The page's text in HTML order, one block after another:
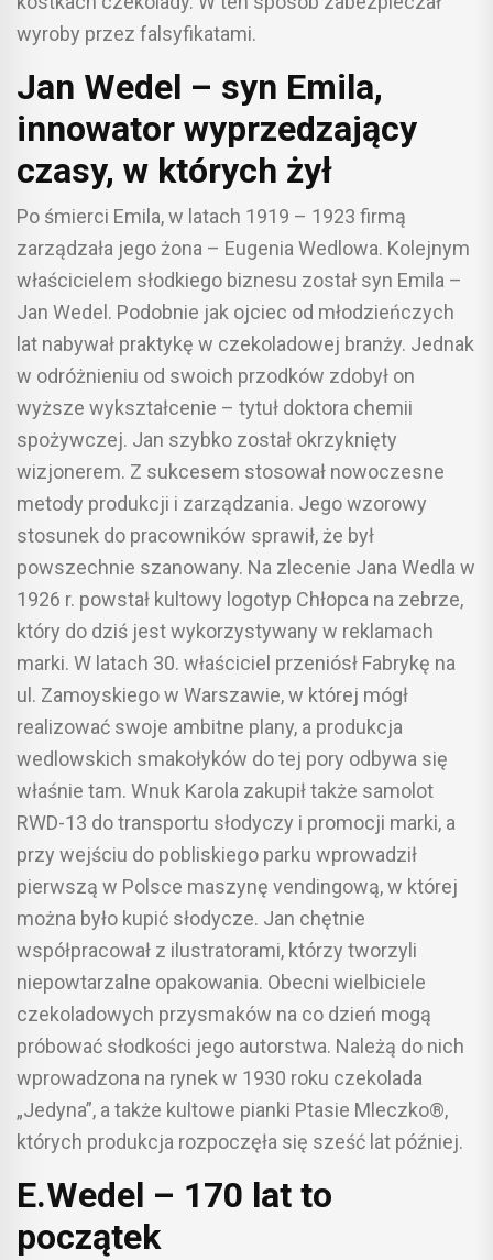
wyroby przez falsyfikatami.
Jan Wedel – syn Emila,
innowator wyprzedzający
czasy, w których żył
Po śmierci Emila, w latach 1919 – 1923 firmą
zarządzała jego żona – Eugenia Wedlowa. Kolejnym
właścicielem słodkiego biznesu został syn Emila –
Jan Wedel. Podobnie jak ojciec od młodzieńczych
lat nabywał praktykę w czekoladowej branży. Jednak
w odróżnieniu od swoich przodków zdobył on
wyższe wykształcenie – tytuł doktora chemii
spożywczej. Jan szybko został okrzyknięty
wizjonerem. Z sukcesem stosował nowoczesne
metody produkcji i zarządzania. Jego wzorowy
stosunek do pracowników sprawił, że był
powszechnie szanowany. Na zlecenie Jana Wedla w
1926 r. powstał kultowy logotyp Chłopca na zebrze,
który do dziś jest wykorzystywany w reklamach
marki. W latach 30. właściciel przeniósł Fabrykę na
ul. Zamoyskiego w Warszawie, w której mógł
realizować swoje ambitne plany, a produkcja
wedlowskich smakołyków do tej pory odbywa się
właśnie tam. Wnuk Karola zakupił także samolot
RWD-13 do transportu słodyczy i promocji marki, a
przy wejściu do pobliskiego parku wprowadził
pierwszą w Polsce maszynę vendingową, w której
można było kupić słodycze. Jan chętnie
współpracował z ilustratorami, którzy tworzyli
niepowtarzalne opakowania. Obecni wielbiciele
czekoladowych przysmaków na co dzień mogą
próbować słodkości jego autorstwa. Należą do nich
wprowadzona na rynek w 1930 roku czekolada
„Jedyna”, a także kultowe pianki Ptasie Mleczko®,
których produkcja rozpoczęła się sześć lat później.
E.Wedel – 170 lat to
początek